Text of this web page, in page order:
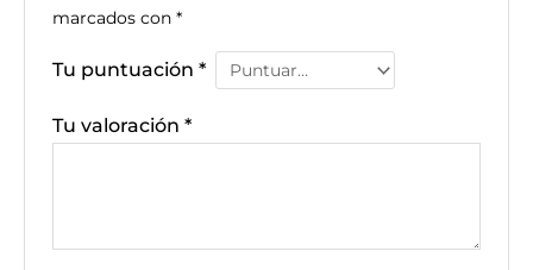
marcados con *
Tu puntuación *
Tu valoración *